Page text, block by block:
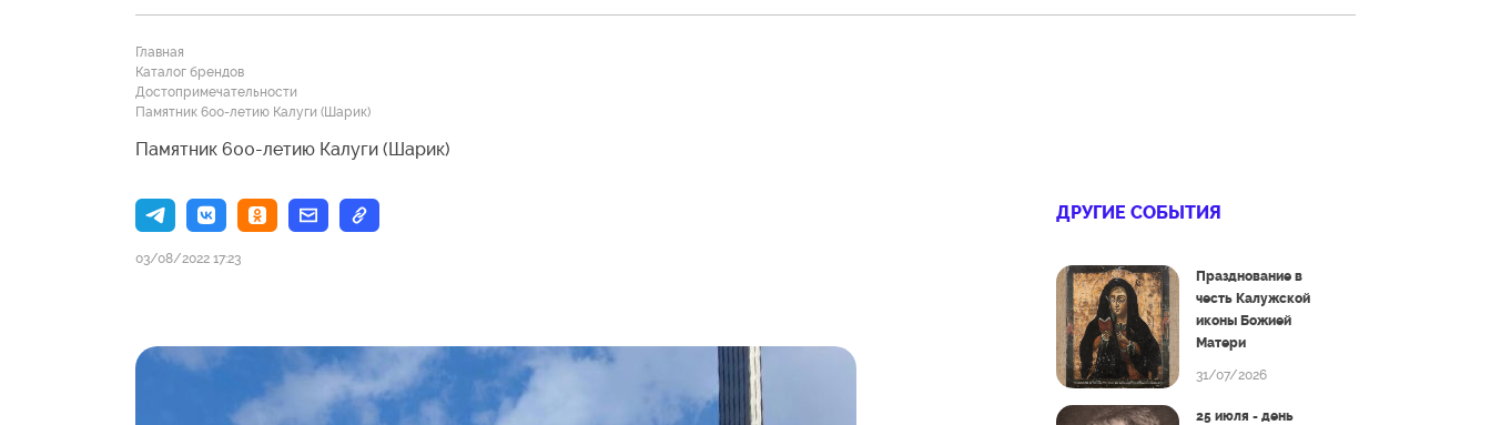
Главная
Каталог брендов
Достопримечательности
Памятник 600-летию Калуги (Шарик)
Памятник 600-летию Калуги (Шарик)
03/08/2022 17:23
ДРУГИЕ СОБЫТИЯ
Празднование в
честь Калужской
иконы Божией
Матери
31/07/2026
25 июля - день